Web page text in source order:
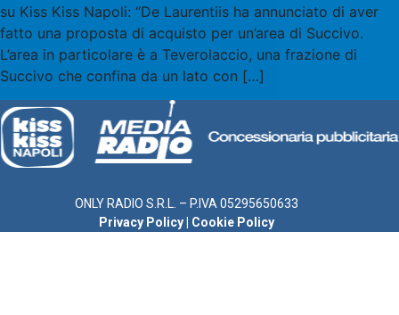
su Kiss Kiss Napoli: “De Laurentiis ha annunciato di aver
fatto una proposta di acquisto per un’area di Succivo.
L’area in particolare è a Teverolaccio, una frazione di
Succivo che confina da un lato con […]
ONLY RADIO S.R.L. – P.IVA 05295650633
Privacy Policy
Cookie Policy